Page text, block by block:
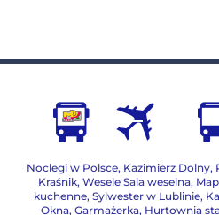
Noclegi w Polsce, Kazimierz Dolny,
Kraśnik, Wesele Sala weselna,
kuchenne, Sylwester w Lublinie,
Okna, Garmażerka, Hurtownia